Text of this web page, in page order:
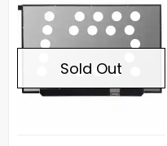
Sold Out